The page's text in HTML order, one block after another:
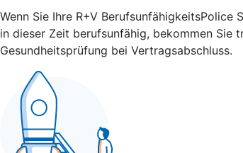
Wenn Sie Ihre R+V BerufsunfähigkeitsPolice
in dieser Zeit berufsunfähig, bekommen Sie
Gesundheitsprüfung bei Vertragsabschluss.